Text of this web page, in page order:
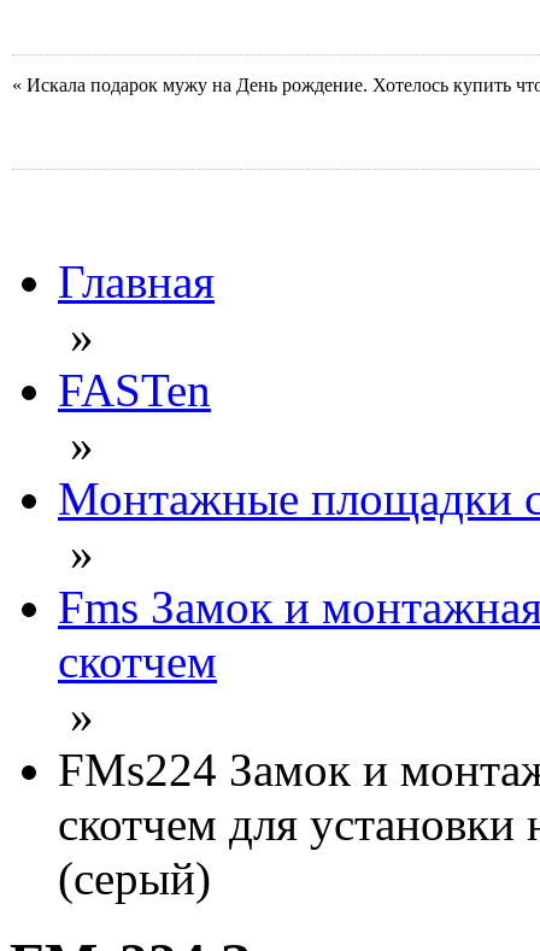
« Искала подарок мужу на День рождение. Хотелось купить
Главная
»
FASTen
»
Монтажные площадки
»
Fms Замок и
скотчем
»
FMs224 Замок и
скотчем для
(серый)